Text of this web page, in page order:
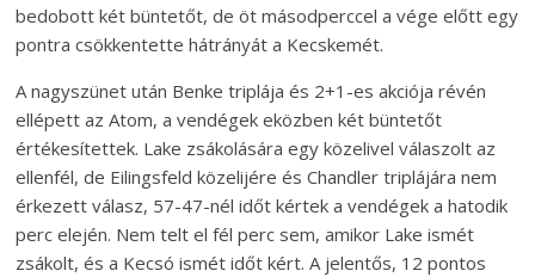
bedobott két büntetőt, de öt másodperccel a vége előtt egy
pontra csökkentette hátrányát a Kecskemét.
A nagyszünet után Benke triplája és 2+1-es akciója révén
ellépett az Atom, a vendégek eközben két büntetőt
értékesítettek. Lake zsákolására egy közelivel válaszolt az
ellenfél, de Eilingsfeld közelijére és Chandler triplájára nem
érkezett válasz, 57-47-nél időt kértek a vendégek a hatodik
perc elején. Nem telt el fél perc sem, amikor Lake ismét
zsákolt, és a Kecsó ismét időt kért. A jelentős, 12 pontos